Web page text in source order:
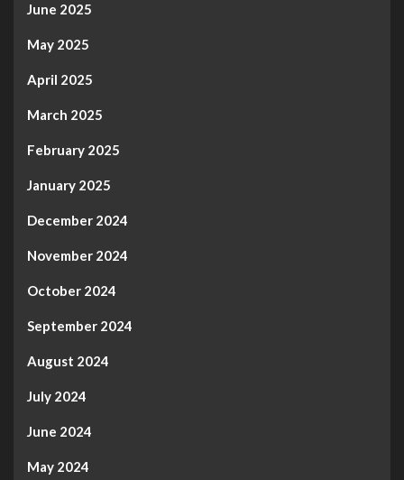
June 2025
May 2025
April 2025
March 2025
February 2025
January 2025
December 2024
November 2024
October 2024
September 2024
August 2024
July 2024
June 2024
May 2024